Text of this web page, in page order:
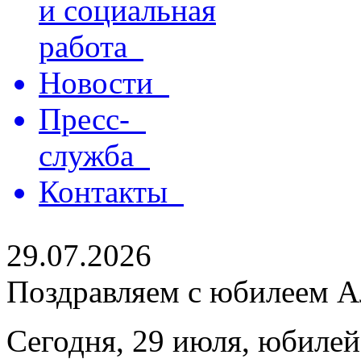
и социальная
работа
Новости
Пресс-
служба
Контакты
29.07.2026
Поздравляем с юбилеем
Сегодня, 29 июля,